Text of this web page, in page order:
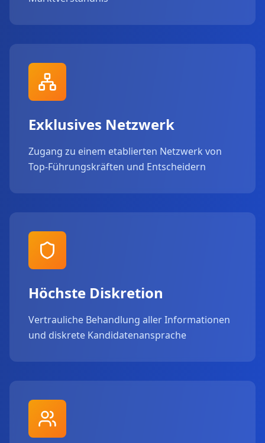
Exklusives Netzwerk
Zugang zu einem etablierten Netzwerk von
Top-Führungskräften und Entscheidern
Höchste Diskretion
Vertrauliche Behandlung aller Informationen
und diskrete Kandidatenansprache